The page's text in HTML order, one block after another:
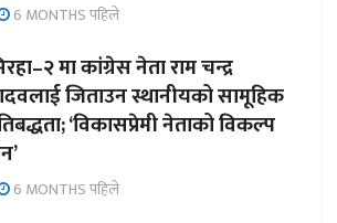
6 MONTHS पहिले
मा कांग्रेस नेता राम चन्द्र
जिताउन स्थानीयको सामूहिक
‘विकासप्रेमी नेताको विकल्प
6 MONTHS पहिले